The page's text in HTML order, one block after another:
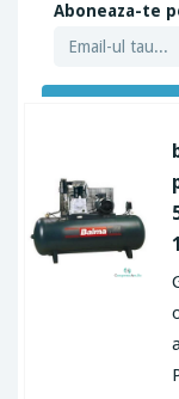
Aboneaza-te